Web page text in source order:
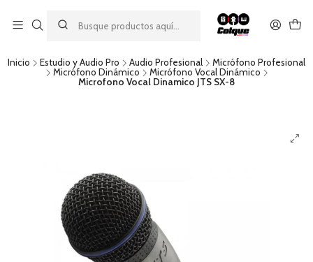
descuento por pago con transferencia bancaria
por una compra mínima de $49.990. Este descuento no es
acumulable a otras promociones ni aplicable a gastos de envío.
Inicio Estudio y Audio Pro Audio Profesional
Micrófono Profesional
Micrófono Dinámico
Micrófono Vocal Dinámico
Microfono Vocal Dinamico JTS SX-8